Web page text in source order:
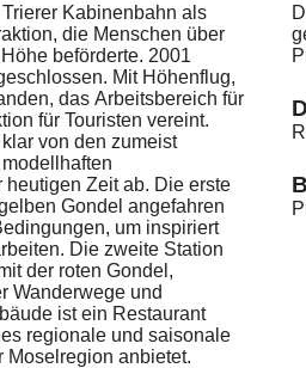
Kabinenbahn als
die Menschen über
beförderte. 2001
Mit Höhenflug,
das Arbeitsbereich für
für Touristen vereint.
von den zumeist
Zeit ab. Die erste
Gondel angefahren
um inspiriert
Die zweite Station
der roten Gondel,
Wanderwege und
ist ein Restaurant
regionale und saisonale
Moselregion anbietet.